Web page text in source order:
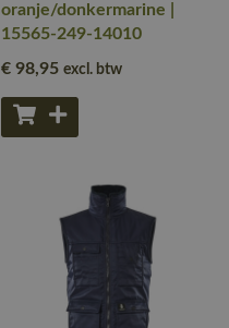
oranje/donkermarine |
15565-249-14010
€ 98,95 excl. btw